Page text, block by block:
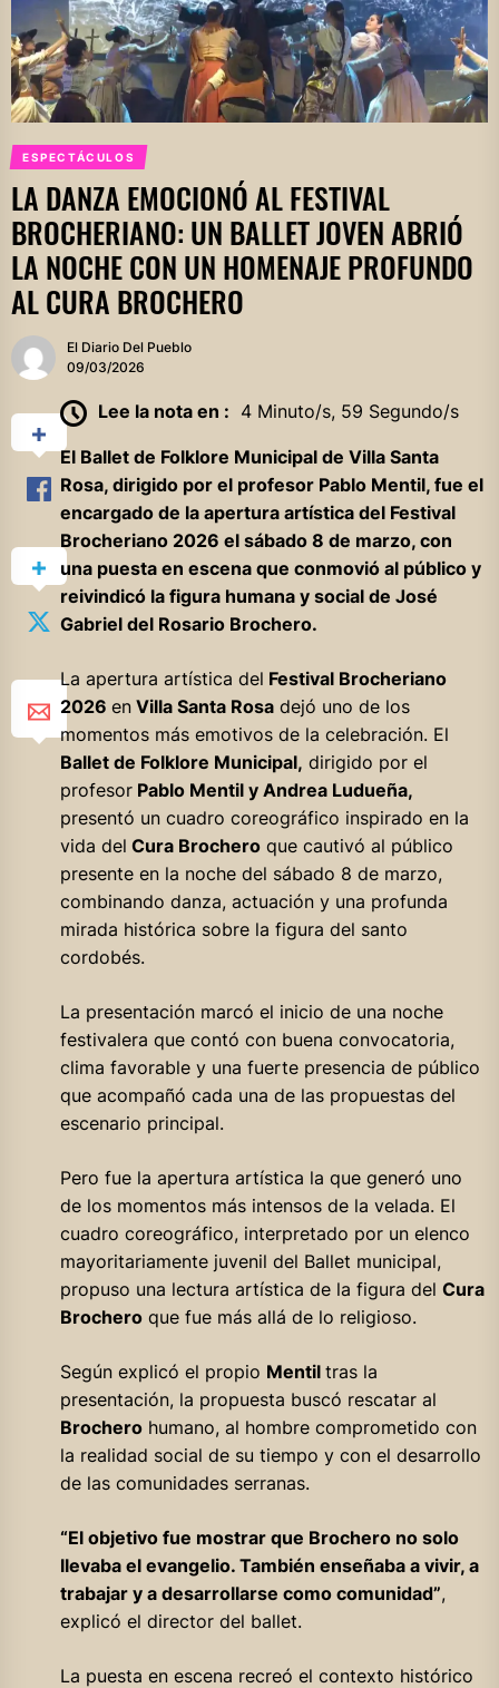
ESPECTÁCULOS
LA DANZA EMOCIONÓ AL FESTIVAL
BROCHERIANO: UN BALLET JOVEN ABRIÓ
LA NOCHE CON UN HOMENAJE PROFUNDO
AL CURA BROCHERO
El Diario Del Pueblo
09/03/2026
Lee la nota en : 4 Minuto/s, 59 Segundo/s
El Ballet de Folklore Municipal de Villa Santa
Rosa, dirigido por el profesor Pablo Mentil, fue el
encargado de la apertura artística del Festival
Brocheriano 2026 el sábado 8 de marzo, con
una puesta en escena que conmovió al público y
reivindicó la figura humana y social de José
Gabriel del Rosario Brochero.
La apertura artística del Festival Brocheriano
2026 enVilla Santa Rosadejó uno de los
momentos más emotivos de la celebración. El
Ballet de Folklore Municipal, dirigido por el
profesorPablo Mentil y Andrea Ludueña,
presentó un cuadro coreográfico inspirado en la
vida del Cura Brocheroque cautivó al público
presente en la noche del sábado 8 de marzo,
combinando danza, actuación y una profunda
mirada histórica sobre la figura del santo
cordobés.
La presentación marcó el inicio de una noche
festivalera que contó con buena convocatoria,
clima favorable y una fuerte presencia de público
que acompañó cada una de las propuestas del
escenario principal.
Pero fue la apertura artística la que generó uno
de los momentos más intensos de la velada. El
cuadro coreográfico, interpretado por un elenco
mayoritariamente juvenil del Ballet municipal,
propuso una lectura artística de la figura del Cura
Brocheroque fue más allá de lo religioso.
Según explicó el propio Mentil tras la
presentación, la propuesta buscó rescatar al
Brocherohumano, al hombre comprometido con
la realidad social de su tiempo y con el desarrollo
de las comunidades serranas.
“El objetivo fue mostrar que Brochero no solo
llevaba el evangelio. También enseñaba a vivir, a
trabajar y a desarrollarse como comunidad”,
explicó el director del ballet.
La puesta en escena recreó el contexto histórico